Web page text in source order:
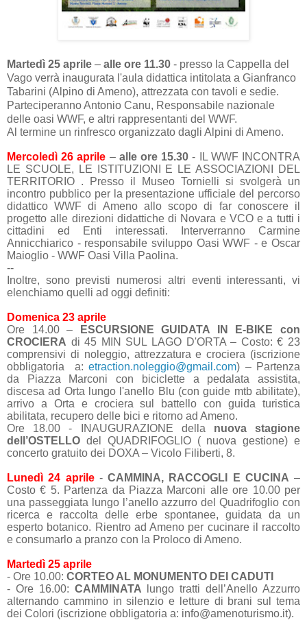
Martedì 25 aprile – alle ore 11.30 - presso la Cappella del
Vago verrà inaugurata l'aula didattica intitolata a Gianfranco
Tabarini (Alpino di Ameno), attrezzata con tavoli e sedie.
Parteciperanno Antonio Canu, Responsabile nazionale
delle oasi WWF, e altri rappresentanti del WWF.
Al termine un rinfresco organizzato dagli Alpini di Ameno.
Mercoledì 26 aprile – alle ore 15.30 - IL WWF INCONTRA
LE SCUOLE, LE ISTITUZIONI E LE ASSOCIAZIONI DEL
TERRITORIO . Presso il Museo Tornielli si svolgerà un
incontro pubblico per la presentazione ufficiale del percorso
didattico WWF di Ameno allo scopo di far conoscere il
progetto alle direzioni didattiche di Novara e VCO e a tutti i
cittadini ed Enti interessati. Interverranno Carmine
Annicchiarico - responsabile sviluppo Oasi WWF - e Oscar
Maioglio - WWF Oasi Villa Paolina.
--
Inoltre, sono previsti numerosi altri eventi interessanti, vi
elenchiamo quelli ad oggi definiti:
Domenica 23 aprile
Ore 14.00 –
ESCURSIONE GUIDATA IN E-BIKE con
CROCIERA di 45 MIN SUL LAGO D'ORTA – Costo: € 23
comprensivi di noleggio, attrezzatura e crociera (iscrizione
obbligatoria a:etraction.noleggio@gmail.com) – Partenza
da Piazza Marconi con biciclette a pedalata assistita,
discesa ad Orta lungo l'anello Blu (con guide mtb abilitate),
arrivo a Orta e crociera sul battello con guida turistica
abilitata, recupero delle bici e ritorno ad Ameno.
Ore 18.00 - INAUGURAZIONE della nuova stagione
dell’OSTELLO del QUADRIFOGLIO ( nuova gestione) e
concerto gratuito dei DOXA – Vicolo Filiberti, 8.
Lunedì 24 aprile- CAMMINA, RACCOGLI E CUCINA –
Costo € 5. Partenza da Piazza Marconi alle ore 10.00 per
una passeggiata lungo l’anello azzurro del Quadrifoglio con
ricerca e raccolta delle erbe spontanee, guidata da un
esperto botanico. Rientro ad Ameno per cucinare il raccolto
e consumarlo a pranzo con la Proloco di Ameno.
Martedì 25 aprile
- Ore 10.00: CORTEO AL MONUMENTO DEI CADUTI
- Ore 16.00: CAMMINATA lungo tratti dell’Anello Azzurro
alternando cammino in silenzio e letture di brani sul tema
dei Colori (iscrizione obbligatoria a: info@amenoturismo.it).